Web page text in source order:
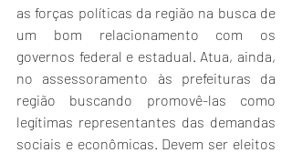
as forças políticas da região na busca de
um bom relacionamento com os
governos federal e estadual. Atua, ainda,
no assessoramento às prefeituras da
região buscando promovê-las como
legítimas representantes das demandas
sociais e econômicas. Devem ser eleitos